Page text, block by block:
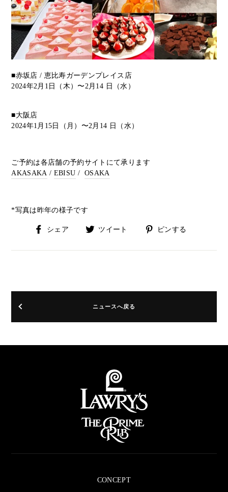
■赤坂店 / 恵比寿ガーデンプレイス店
2024年2月1日（木）〜2月14 日（水）
■大阪店
2024年1月15日（月）〜2月14 日（水）
ご予約は各店舗の予約サイトにて承ります
AKASAKA / EBISU / OSAKA
*写真は昨年の様子です
シェア
Facebook
シ
る
ツイート
Twitter
投
ピンする
ピ
ニュースへ戻る
CONCEPT